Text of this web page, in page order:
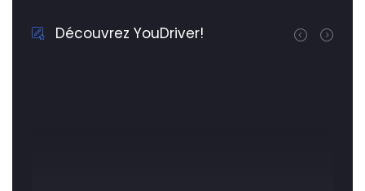
Découvrez YouDriver!